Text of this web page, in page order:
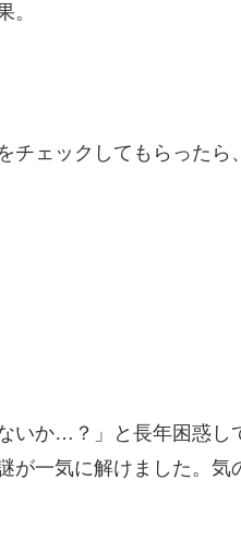
。
ェックしてもらったら、
いか…？」と長年困惑し
が一気に解けました。気